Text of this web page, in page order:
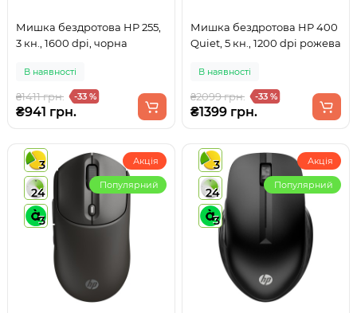
Мишка бездротова HP 255,
3 кн., 1600 dpi, чорна
В наявності
₴1411 грн. -33 %
₴941 грн.
Мишка бездротова HP 400
Quiet, 5 кн., 1200 dpi рожева
В наявності
₴2099 грн. -33 %
₴1399 грн.
3
24
3
Акція
Популярний
3
24
3
Акція
Популярний